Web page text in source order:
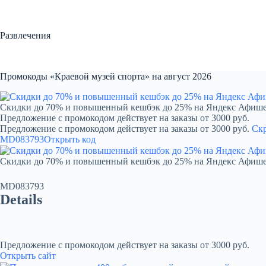
Развлечения
Промокоды «Краевой музей спорта» на август 2026
Скидки до 70% и повышенный кешбэк до 25% на Яндекс
Предложение с промокодом действует на заказы от 3000 руб.
Предложение с промокодом действует на заказы от 3000 руб.
MD083793Открыть код
Скидки до 70% и повышенный кешбэк до 25% на Яндекс
MD083793
Details
Предложение с промокодом действует на заказы от 3000 руб.
Открыть сайт